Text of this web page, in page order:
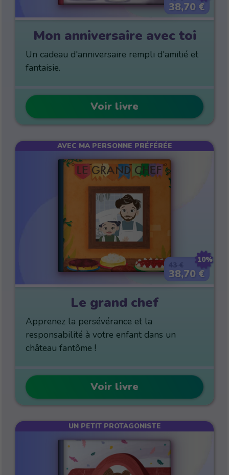
38,70 €
Mon anniversaire avec toi
Un cadeau d'anniversaire rempli d'amitié et
fantaisie.
Voir livre
10%
38,70 €
AVEC MA PERSONNE PRÉFÉRÉE
Le grand chef
Apprenez la persévérance et la
responsabilité à votre enfant dans un
château fantôme !
Voir livre
UN PETIT PROTAGONISTE